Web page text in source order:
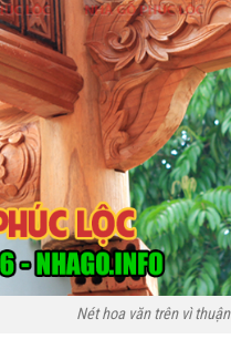
Nét hoa văn trên vì thuận